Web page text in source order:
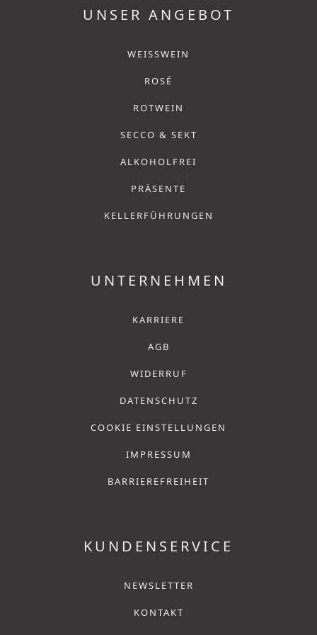
UNSER ANGEBOT
WEISSWEIN
ROSÉ
ROTWEIN
SECCO & SEKT
ALKOHOLFREI
PRÄSENTE
KELLERFÜHRUNGEN
UNTERNEHMEN
KARRIERE
AGB
WIDERRUF
DATENSCHUTZ
COOKIE EINSTELLUNGEN
IMPRESSUM
BARRIEREFREIHEIT
KUNDENSERVICE
NEWSLETTER
KONTAKT